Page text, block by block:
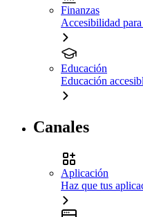
Finanzas
Accesibilidad
Educación
Educación
Canales
Aplicación
Haz que tus